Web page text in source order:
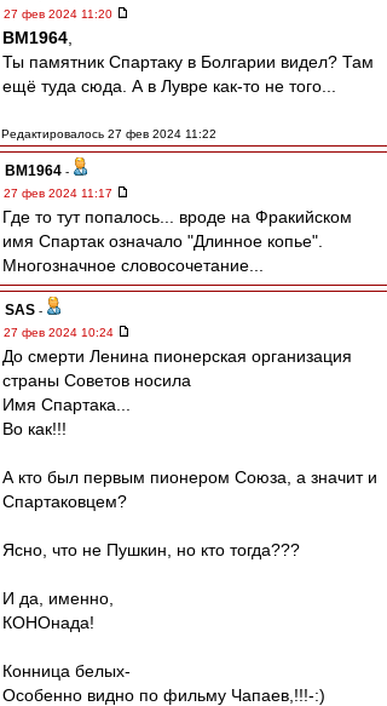
27 фев 2024 11:20
BM1964
Ты памятник Спартаку в Болгарии видел? Там
ещё туда сюда. А в Лувре как-то не того...
Редактировалось 27 фев 2024 11:22
BM1964 -
27 фев 2024 11:17
Где то тут попалось... вроде на Фракийском
имя Спартак означало "Длинное копье".
Многозначное словосочетание...
SAS -
27 фев 2024 10:24
До смерти Ленина пионерская организация
страны Советов носила
Имя Спартака...
Во как!!!
А кто был первым пионером Союза, а значит и
Спартаковцем?
Ясно, что не Пушкин, но кто тогда???
И да, именно,
КОНОнада!
Конница белых-
Особенно видно по фильму Чапаев,!!!-:)